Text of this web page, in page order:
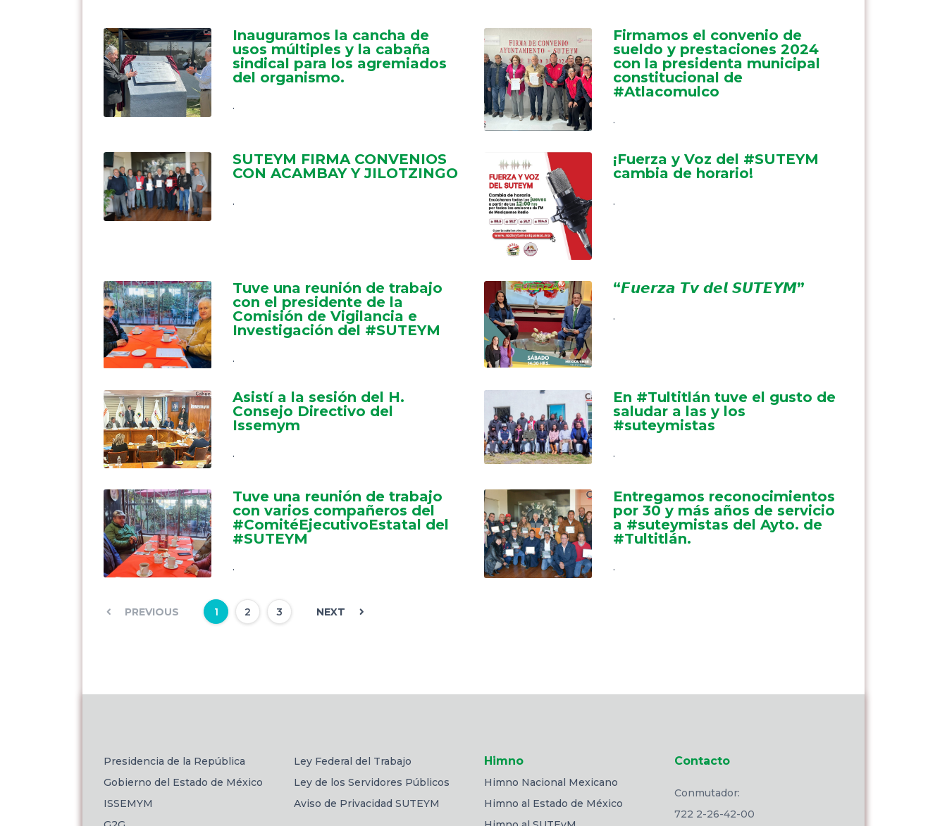
Inauguramos la cancha de
usos múltiples y la cabaña
sindical para los agremiados
del organismo.
.
Firmamos el convenio de
sueldo y prestaciones 2024
con la presidenta municipal
constitucional de
#Atlacomulco
.
SUTEYM FIRMA CONVENIOS
CON ACAMBAY Y JILOTZINGO
.
¡Fuerza y Voz del #SUTEYM
cambia de horario!
.
Tuve una reunión de trabajo
con el presidente de la
Comisión de Vigilancia e
Investigación del #SUTEYM
.
“𝙁𝙪𝙚𝙧𝙯𝙖 𝙏𝙫 𝙙𝙚𝙡 𝙎𝙐𝙏𝙀𝙔𝙈”
.
Asistí a la sesión del H.
Consejo Directivo del
Issemym
.
En #Tultitlán tuve el gusto de
saludar a las y los
#suteymistas
.
Tuve una reunión de trabajo
con varios compañeros del
#ComitéEjecutivoEstatal del
#SUTEYM
.
Entregamos reconocimientos
por 30 y más años de servicio
a #suteymistas del Ayto. de
#Tultitlán.
.
PREVIOUS 1 2 3 NEXT
Presidencia de la República
Gobierno del Estado de México
ISSEMYM
Ley Federal del Trabajo
Ley de los Servidores Públicos
Aviso de Privacidad SUTEYM
Himno
Himno Nacional Mexicano
Himno al Estado de México
Contacto
Conmutador:
722 2-26-42-00